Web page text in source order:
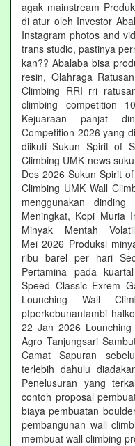
agak mainstream
di atur oleh Investor
Instagram photos and
trans studio, pastinya
kan?? Abalaba bisa
resin, Olahraga
Climbing RRI rri
climbing competition
Kejuaraan panjat
Competition 2026 yang
diikuti Sukun Spirit of
Climbing UMK news
Des 2026 Sukun Spirit
Climbing UMK Wall
menggunakan
Meningkat, Kopi Muria
Minyak Mentah
Mei 2026 Produksi
ribu barel per hari
Pertamina pada
Speed Classic Exrem
Lounching Wall
ptperkebunantambi
22 Jan 2026
Agro Tanjungsari
Camat Sapuran
terlebih dahulu
Penelusuran yang
contoh proposal
biaya pembuatan
pembangunan wall
membuat wall climbing